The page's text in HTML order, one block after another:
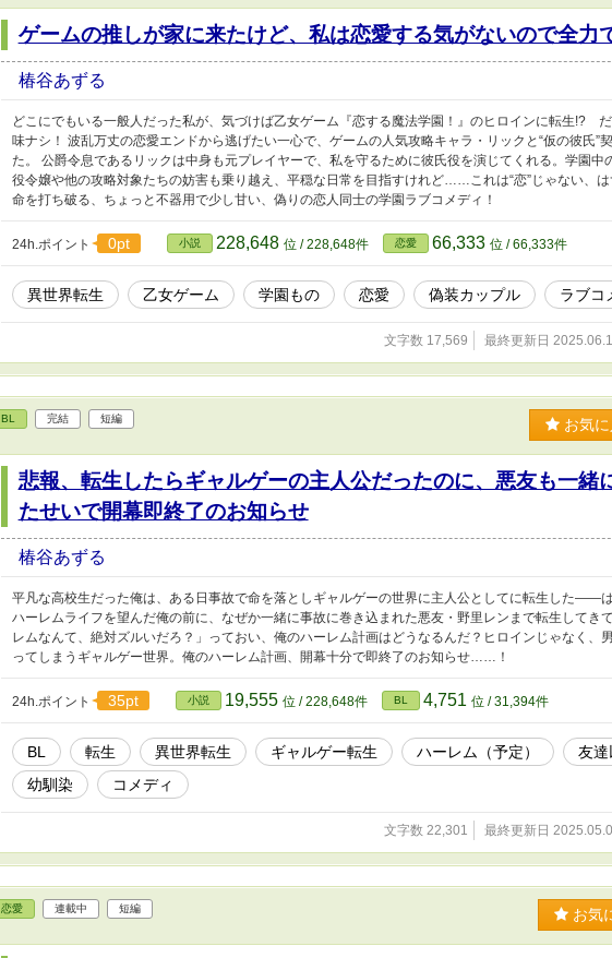
ゲームの推しが家に来たけど、私は恋愛する気がないので全力
椿谷あずる
どこにでもいる一般人だった私が、気づけば乙女ゲーム『恋する魔法学園！』のヒロインに転生!?
味ナシ！ 波乱万丈の恋愛エンドから逃げたい一心で、ゲームの人気攻略キャラ・リックと“仮の彼氏”
た。 公爵令息であるリックは中身も元プレイヤーで、私を守るために彼氏役を演じてくれる。学園中
役令嬢や他の攻略対象たちの妨害も乗り越え、平穏な日常を目指すけれど……これは“恋”じゃない、
命を打ち破る、ちょっと不器用で少し甘い、偽りの恋人同士の学園ラブコメディ！
24h.ポイント 0pt 小説 228,648 位 / 228,648件 恋愛 66,333 位 / 66,333件
異世界転生 乙女ゲーム 学園もの 恋愛 偽装カップル ラブコ
文字数 17,569 最終更新日
BL 完結 短編 お気
悲報、転生したらギャルゲーの主人公だったのに、悪友も一緒
たせいで開幕即終了のお知らせ
椿谷あずる
平凡な高校生だった俺は、ある日事故で命を落としギャルゲーの世界に主人公としてに転生した――
ハーレムライフを望んだ俺の前に、なぜか一緒に事故に巻き込まれた悪友・野里レンまで転生してき
レムなんて、絶対ズルいだろ？」っておい、俺のハーレム計画はどうなるんだ？ヒロインじゃなく、
ってしまうギャルゲー世界。俺のハーレム計画、開幕十分で即終了のお知らせ……！
24h.ポイント 35pt 小説 19,555 位 / 228,648件 BL 4,751 位 / 31,394件
BL 転生 異世界転生 ギャルゲー転生 ハーレム（予定）
友達
幼馴染
コメディ
文字数 22,301 最終更新日
恋愛 連載中 短編 お気